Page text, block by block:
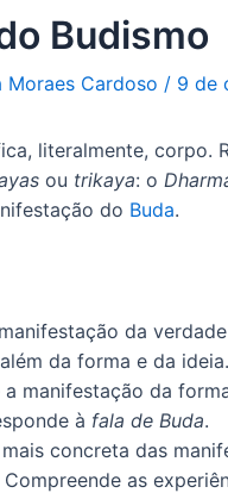
Budismo
Moraes Cardoso / 9 de
literalmente, corpo.
ou trikaya: o
do Buda.
da
da forma e da
a manifestação da
à fala de Buda.
mais concreta das
as